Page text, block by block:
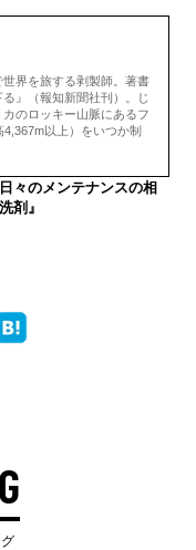
界を旅する剥製師。著書
る』（報知新聞社刊）。じ
のロッキー山脈にあるフ
以上）をいつか制
々のメンテナンスの相
剤』